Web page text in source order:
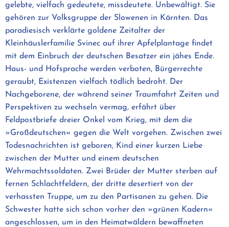
gelebte, vielfach gedeutete, missdeutete. Unbewältigt. Sie
gehören zur Volksgruppe der Slowenen in Kärnten. Das
paradiesisch verklärte goldene Zeitalter der
Kleinhäuslerfamilie Svinec auf ihrer Apfelplantage findet
mit dem Einbruch der deutschen Besatzer ein jähes Ende.
Haus- und Hofsprache werden verboten, Bürgerrechte
geraubt, Existenzen vielfach tödlich bedroht. Der
Nachgeborene, der während seiner Traumfahrt Zeiten und
Perspektiven zu wechseln vermag, erfährt über
Feldpostbriefe dreier Onkel vom Krieg, mit dem die
»Großdeutschen« gegen die Welt vorgehen. Zwischen zwei
Todesnachrichten ist geboren, Kind einer kurzen Liebe
zwischen der Mutter und einem deutschen
Wehrmachtssoldaten. Zwei Brüder der Mutter sterben auf
fernen Schlachtfeldern, der dritte desertiert von der
verhassten Truppe, um zu den Partisanen zu gehen. Die
Schwester hatte sich schon vorher den »grünen Kadern«
angeschlossen, um in den Heimatwäldern bewaffneten